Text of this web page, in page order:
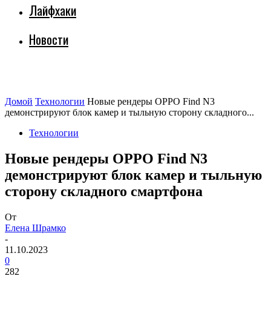
Лайфхаки
Новости
Домой Технологии Новые рендеры OPPO Find N3
демонстрируют блок камер и тыльную сторону складного...
Технологии
Новые рендеры OPPO Find N3
демонстрируют блок камер и тыльную
сторону складного смартфона
От
Елена Шрамко
-
11.10.2023
0
282